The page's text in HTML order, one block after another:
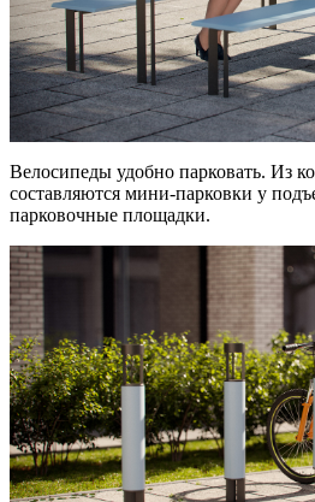
Велосипеды удобно парковать. Из
составляются мини-парковки у
парковочные площадки.